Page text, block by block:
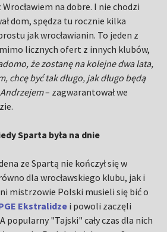
na dobre. I nie chodzi
dom, spędza tu rocznie kilka
jak wrocławianin. To jeden z
licznych ofert z innych klubów,
że zostanę na kolejne dwa lata,
chcę być tak długo, jak długo będą
– zagwarantował we
Sparta była na dnie
ze Spartą nie kończył się w
dla wrocławskiego klubu, jak i
mistrzowie Polski musieli się bić o
Ekstralidze i powoli zaczęli
popularny "Tajski" cały czas dla nich